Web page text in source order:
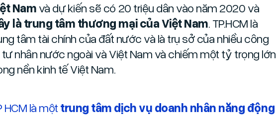
Nam và dự kiến sẽ có 20 triệu dân vào năm 2020 và
là trung tâm thương mại của Việt Nam. TP.HCM là
tâm tài chính của đất nước và là trụ sở của nhiều công
nhân nước ngoài và Việt Nam và chiếm một tỷ trọng lớn
nền kinh tế Việt Nam.
HCM là một trung tâm dịch vụ doanh nhân năng động